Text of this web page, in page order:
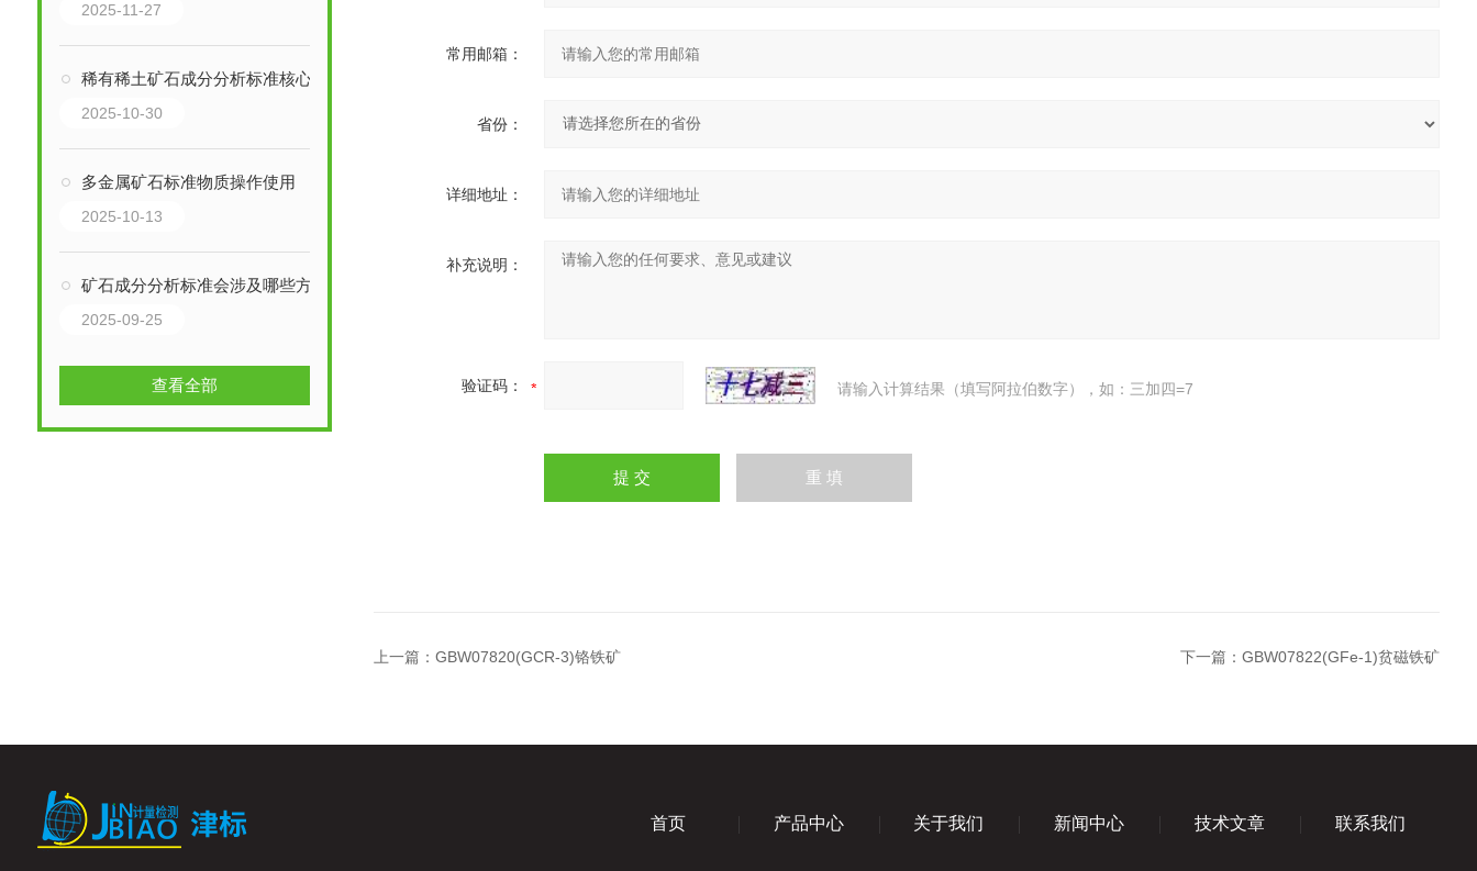
2025-11-27
稀有稀土矿石成分分析标准核心分析指标
2025-10-30
多金属矿石标准物质操作使用
2025-10-13
矿石成分分析标准会涉及哪些方面？
2025-09-25
查看全部
常用邮箱：
省份：
详细地址：
补充说明：
验证码： 请输入计算结果（填写阿拉伯数字），如：三加四=7
上一篇：GBW07820(GCR-3)铬铁矿 下一篇：GBW07822(GFe-1)贫磁铁矿
首页 产品中心 关于我们 新闻中心 技术文章 联系我们